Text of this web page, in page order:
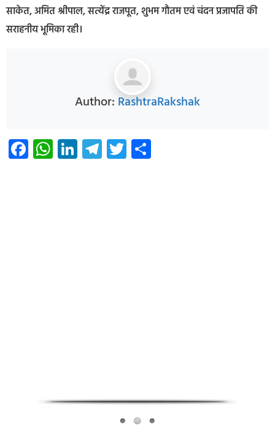
साकेत, अमित श्रीपाल, सत्येंद्र राजपूत, शुभम गौतम एवं चंदन प्रजापति की
सराहनीय भूमिका रही।
Author: RashtraRakshak
Facebook
WhatsApp
LinkedIn
Telegram
Twitter